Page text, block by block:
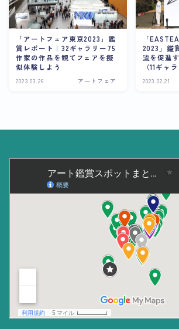
美術館・博物館
オルタナティブスペース
アートフェア
アート探究
用語解説
データ・メディア
買う
「アートフェア東京2023」鑑
賞レポート｜32ギャラリー75
作家の作品を観てフェアを擬
似体験しよう
2023.03.26 アートフェア
「
2023」鑑
流を促進
（11ギャ
2023.02.21